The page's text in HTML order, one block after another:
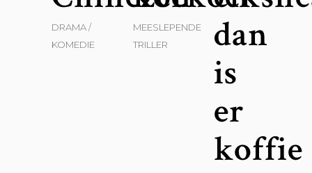
DRAMA
KOMEDIE
MEESLEPENDE
TRILLER
dan
is
er
koffie